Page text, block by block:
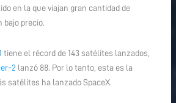
en la que viajan gran cantidad de
bajo precio.
tiene el récord de 143 satélites lanzados,
2 lanzó 88. Por lo tanto, esta es la
satélites ha lanzado SpaceX.